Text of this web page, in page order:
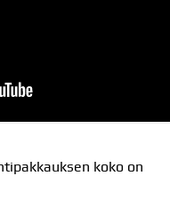
koko on